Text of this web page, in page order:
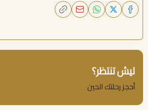
ليش تنتظر؟
أحجز رحلتك الحين